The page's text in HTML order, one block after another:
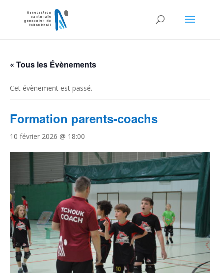
« Tous les Évènements
Cet évènement est passé.
Formation parents-coachs
10 février 2026 @ 18:00